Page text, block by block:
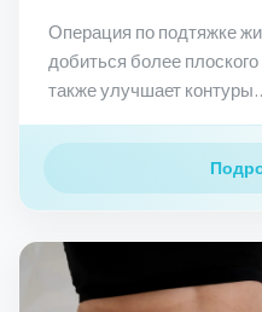
Операция по подтяжке
добиться более
также улучшает